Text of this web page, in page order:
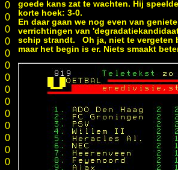
0
0
0
0
0
0
0
0
0
0
0
0
0
0
goede kans zat te wachten. Hij
korte hoek: 3-0.
En daar gaan we nog even van
verrichtingen van
schip strandt. Oh ja, niet te vergeten
maar het begin is er. Niets smaakt